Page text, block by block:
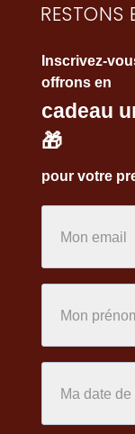
Inscrivez-
offrons en
cadeau
🎁
pour votre